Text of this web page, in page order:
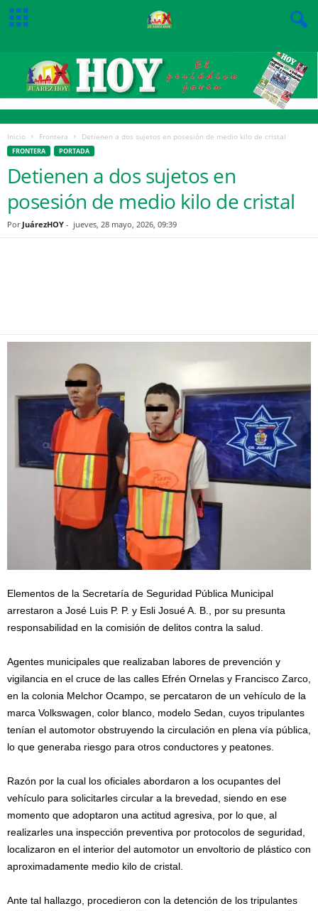
Inicio Frontera Detienen a dos sujetos en posesión de medio kilo de cristal
FRONTERA PORTADA
Detienen a dos sujetos en
posesión de medio kilo de cristal
Por JuárezHOY - jueves, 28 mayo, 2026, 09:39
Elementos de la Secretaría de Seguridad Pública Municipal
arrestaron a José Luis P. P. y Esli Josué A. B., por su presunta
responsabilidad en la comisión de delitos contra la salud.
Agentes municipales que realizaban labores de prevención y
vigilancia en el cruce de las calles Efrén Ornelas y Francisco Zarco,
en la colonia Melchor Ocampo, se percataron de un vehículo de la
marca Volkswagen, color blanco, modelo Sedan, cuyos tripulantes
tenían el automotor obstruyendo la circulación en plena vía pública,
lo que generaba riesgo para otros conductores y peatones.
Razón por la cual los oficiales abordaron a los ocupantes del
vehículo para solicitarles circular a la brevedad, siendo en ese
momento que adoptaron una actitud agresiva, por lo que, al
realizarles una inspección preventiva por protocolos de seguridad,
localizaron en el interior del automotor un envoltorio de plástico con
aproximadamente medio kilo de cristal.
Ante tal hallazgo, procedieron con la detención de los tripulantes